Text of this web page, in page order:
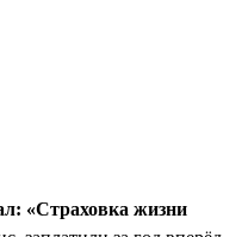
«Страховка жизни